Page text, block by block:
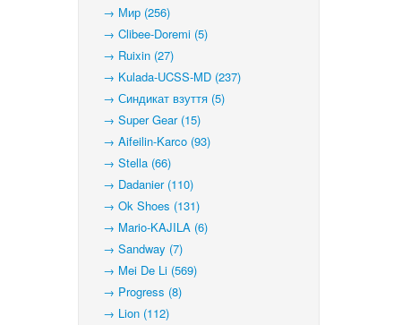
→ Мир (256)
→ Clibee-Doremi (5)
→ Ruixin (27)
→ Kulada-UCSS-MD (237)
→ Синдикат взуття (5)
→ Super Gear (15)
→ Aifeilin-Karco (93)
→ Stella (66)
→ Dadanier (110)
→ Ok Shoes (131)
→ Mario-KAJILA (6)
→ Sandway (7)
→ Mei De Li (569)
→ Progress (8)
→ Lion (112)